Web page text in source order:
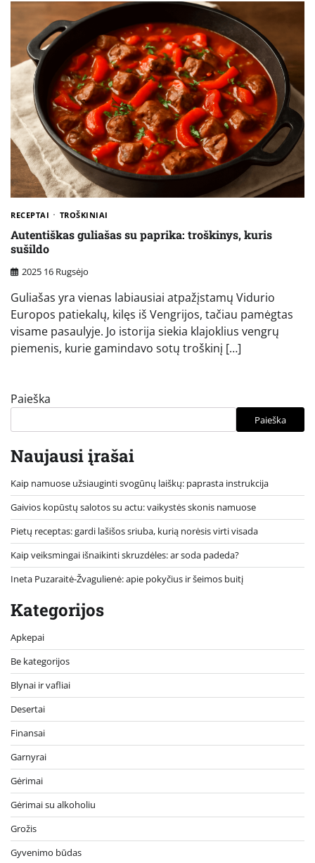
RECEPTAI TROŠKINIAI
Autentiškas guliašas su paprika: troškinys, kuris
sušildo
2025 16 Rugsėjo
Guliašas yra vienas labiausiai atpažįstamų Vidurio
Europos patiekalų, kilęs iš Vengrijos, tačiau pamėgtas
visame pasaulyje. Jo istorija siekia klajoklius vengrų
piemenis, kurie gamindavo sotų troškinį […]
Paieška
Paieška
Naujausi įrašai
Kaip namuose užsiauginti svogūnų laiškų: paprasta instrukcija
Gaivios kopūstų salotos su actu: vaikystės skonis namuose
Pietų receptas: gardi lašišos sriuba, kurią norėsis virti visada
Kaip veiksmingai išnaikinti skruzdėles: ar soda padeda?
Ineta Puzaraitė-Žvagulienė: apie pokyčius ir šeimos buitį
Kategorijos
Apkepai
Be kategorijos
Blynai ir vafliai
Desertai
Finansai
Garnyrai
Gėrimai
Gėrimai su alkoholiu
Grožis
Gyvenimo būdas